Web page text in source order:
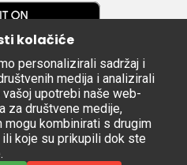
kolačiće
personalizirali sadržaj i
medija i analizirali
upotrebi naše web-
za društvene medije,
mogu kombinirati s drugim
koje su prikupili dok ste